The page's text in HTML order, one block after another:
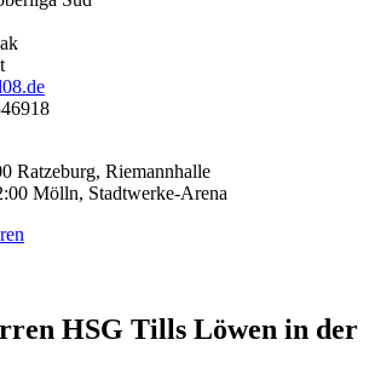
Ratzeburg, Riemannhalle
Mölln, Stadtwerke-Arena
HSG Tills Löwen in der